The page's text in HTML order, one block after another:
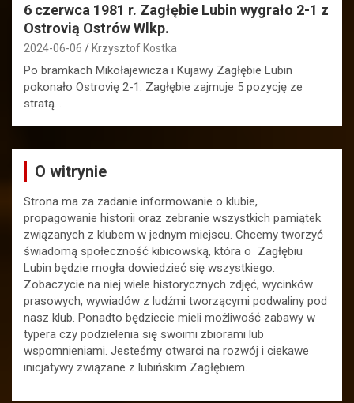
6 czerwca 1981 r. Zagłębie Lubin wygrało 2-1 z
Ostrovią Ostrów Wlkp.
2024-06-06 Krzysztof Kostka
Po bramkach Mikołajewicza i Kujawy Zagłębie Lubin
pokonało Ostrovię 2-1. Zagłębie zajmuje 5 pozycję ze
stratą…
O witrynie
Strona ma za zadanie informowanie o klubie,
propagowanie historii oraz zebranie wszystkich pamiątek
związanych z klubem w jednym miejscu. Chcemy tworzyć
świadomą społeczność kibicowską, która o Zagłębiu
Lubin będzie mogła dowiedzieć się wszystkiego.
Zobaczycie na niej wiele historycznych zdjęć, wycinków
prasowych, wywiadów z ludźmi tworzącymi podwaliny pod
nasz klub. Ponadto będziecie mieli możliwość zabawy w
typera czy podzielenia się swoimi zbiorami lub
wspomnieniami. Jesteśmy otwarci na rozwój i ciekawe
inicjatywy związane z lubińskim Zagłębiem.